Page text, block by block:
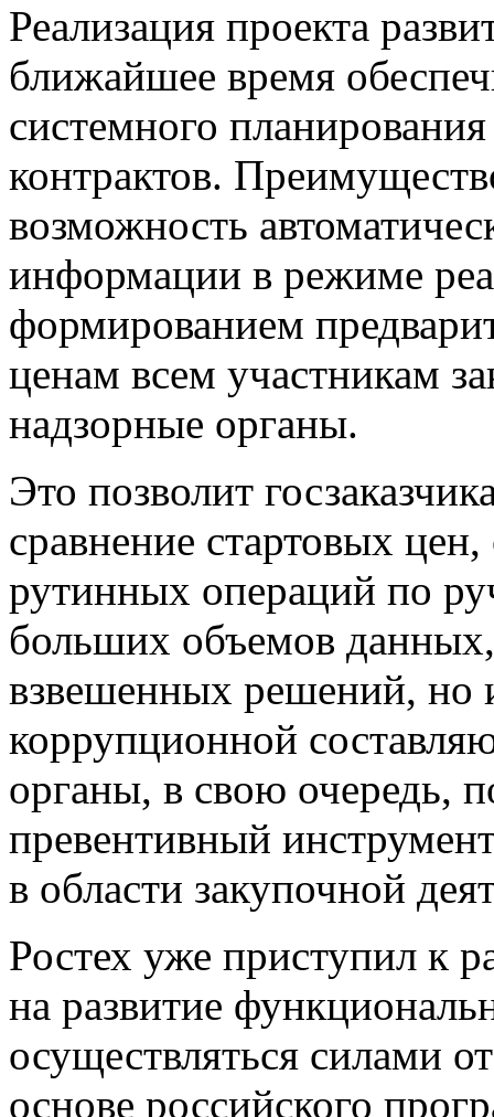
Реализация проекта
ближайшее время
системного
контрактов.
возможность
информации в режиме
формированием
ценам всем участникам
надзорные органы.
Это позволит
сравнение стартовых
рутинных операций по
больших объемов
взвешенных решений, но
коррупционной
органы, в свою очередь,
превентивный
в области закупочной
Ростех уже приступил к
на развитие
осуществляться силами
основе российского